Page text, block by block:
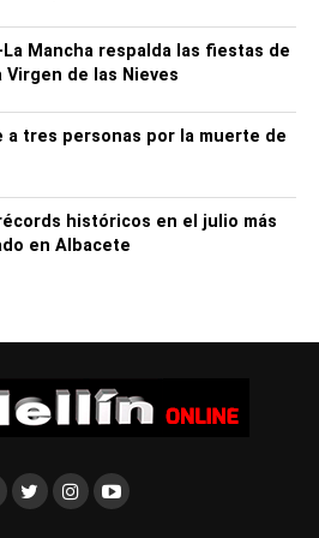
días que, ha subrayado,
“especialmente únicos”,
en estos últimos tiempos.
bien cada Semana Santa
Mancha respalda las fiestas de
de las Nieves
a tres personas por la muerte de
históricos en el julio más
en Albacete